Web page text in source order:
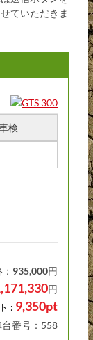
ていただきま
検
―
935,000円
円
: 9,350pt
台番号：558